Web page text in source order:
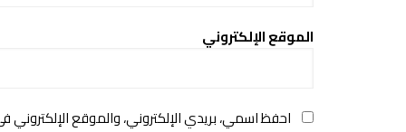
الموقع الإلكتروني
احفظ اسمي، بريدي الإلكتروني، والموقع